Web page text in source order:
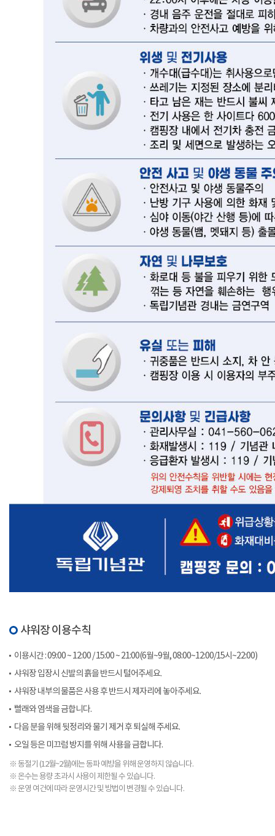
샤워장 이용수칙
이용시간 : 09:00 ~ 12:00 / 15:00 ~ 21:00(6월~9월, 08:00~12:00/15시~22:00)
샤워장 입장시 신발의 흙을 반드시 털어주세요.
샤워장 내부의 물품은 사용 후 반드시 제자리에 놓아주세요.
빨래와 염색을 금합니다.
다음 분을 위해 뒷정리와 물기 제거 후 퇴실해 주세요.
오일 등은 미끄럼 방지를 위해 사용을 금합니다.
※ 동절기 (12월~2월)에는 동파 예방을 위해 운영하지 않습니다.
※ 온수는 용량 초과시 사용이 제한될 수 있습니다.
※ 운영 여건에 따라 운영시간 및 방법이 변경될 수 있습니다.